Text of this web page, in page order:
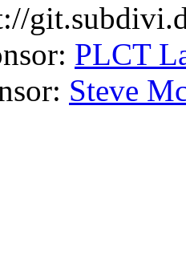
PLCT
Steve